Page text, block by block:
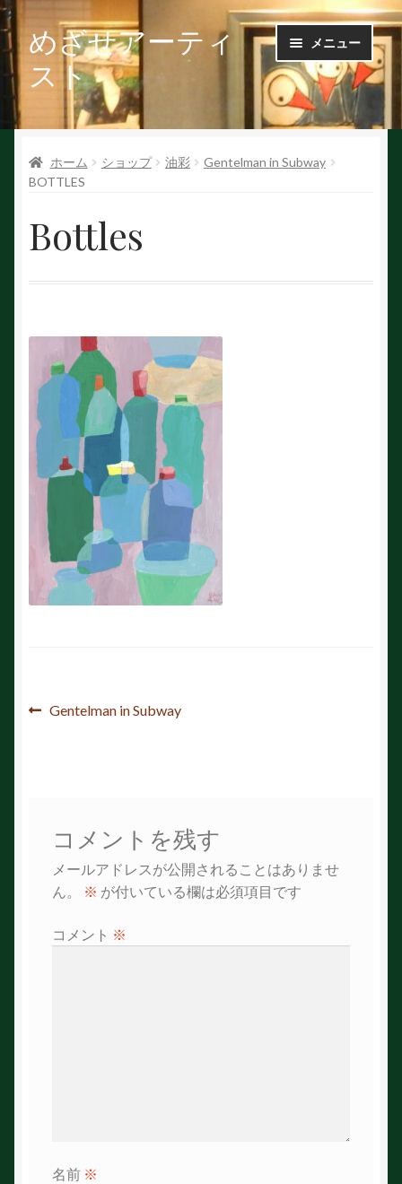
ナ
ビ
ゲ
ン
へ
キ
プ
コ
ン
テ
ス
キ
プ
めざせアーティ
スト
メニュー
Ｑ＆Ａ
お問い合せ
初めての方へ
絵を探す
ホーム ショップ 油彩
Gentelman in Subway
BOTTLES
Bottles
投
ゲ
ー
ョ
前
Gentelman in Subway
コメントを残す
メールアドレスが公開されることはありませ
ん。
※ が付いている欄は必須項目です
コメント ※
名前 ※